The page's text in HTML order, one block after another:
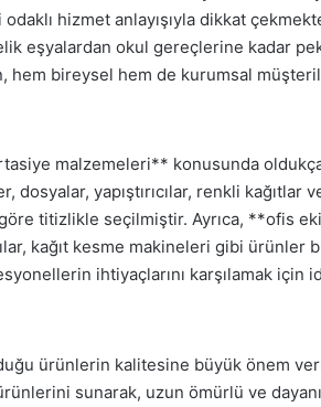
hizmet anlayışıyla dikkat
eşyalardan okul gereçlerine kadar
hem bireysel hem de kurumsal
malzemeleri** konusunda
dosyalar, yapıştırıcılar, renkli kağıtlar
titizlikle seçilmiştir. Ayrıca, **ofis
kağıt kesme makineleri gibi ürünler
ihtiyaçlarını karşılamak için
ürünlerin kalitesine büyük önem
sunarak, uzun ömürlü ve